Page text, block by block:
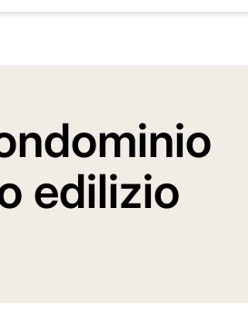
edilizio